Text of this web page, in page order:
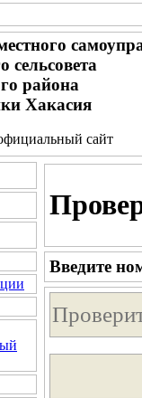
сельсовета
района
Хакасия
сайт
Введите